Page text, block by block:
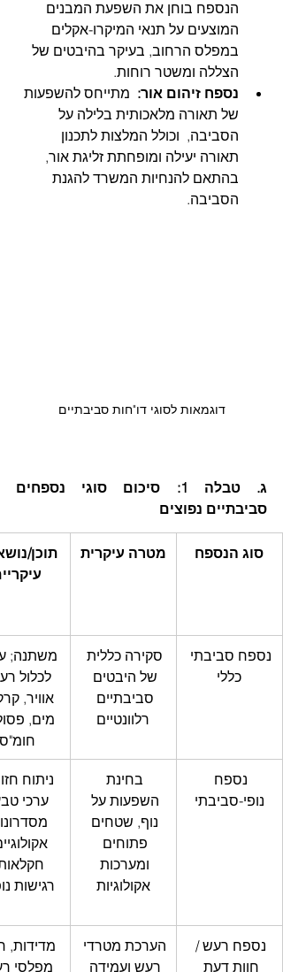
הנספח בוחן את השפעת המבנים
המוצעים על תנאי המיקרו-אקלים
במפלס הרחוב, בעיקר בהיבטים של
הצללה ומשטר רוחות.
נספח זיהום אור: מתייחס להשפעות
של תאורה מלאכותית בלילה על
הסביבה,  וכולל המלצות לתכנון
תאורה יעילה ומופחתת זליגת אור,
בהתאם להנחיות המשרד להגנת
הסביבה.
דוגמאות לסוגי דו"חות סביבתיים
סביבתיים נפוצים
סוג הנספח מטרה עיקרית
תוכן/
נספח סביבתי
כללי
סקירה כללית
של היבטים
סביבתיים
רלוונטיים
משתנה;
לכלול
אוויר,
מים,
נספח
נופי-סביבתי
בחינת
השפעות על
נוף, שטחים
פתוחים
ומערכות
אקולוגיות
ניתוח
ערכי
רגישות
נספח רעש /
חוות דעת
הערכת מטרדי
רעש ועמידה
מדידות,
מפלסי